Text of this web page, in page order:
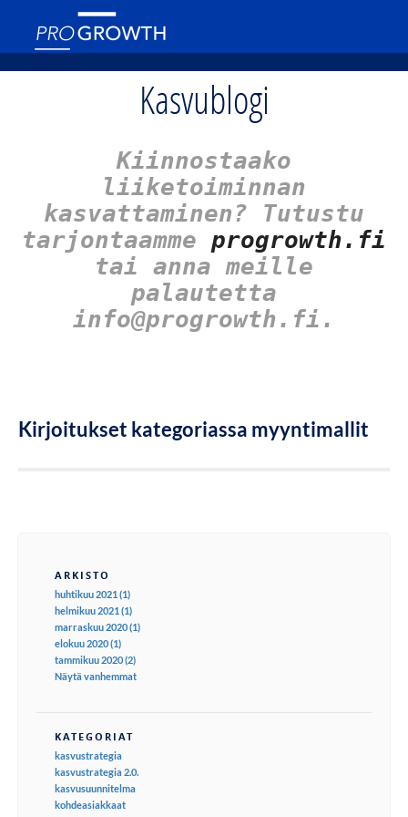
Kasvublogi
Kiinnostaako
liiketoiminnan
kasvattaminen? Tutustu
tarjontaamme progrowth.fi
tai anna meille
palautetta
info@progrowth.fi.
Kirjoitukset kategoriassa myyntimallit
ARKISTO
huhtikuu 2021 (1)
helmikuu 2021 (1)
marraskuu 2020 (1)
elokuu 2020 (1)
tammikuu 2020 (2)
Näytä vanhemmat
KATEGORIAT
kasvustrategia
kasvustrategia 2.0.
kasvusuunnitelma
kohdeasiakkaat